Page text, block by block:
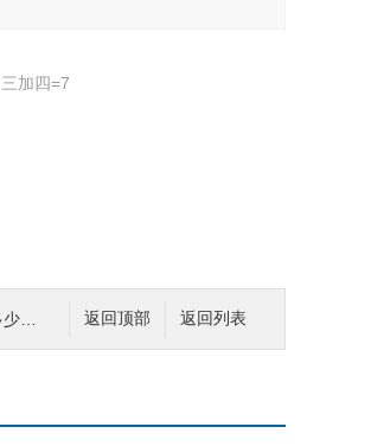
加四=7
返回列表
返回顶部
）